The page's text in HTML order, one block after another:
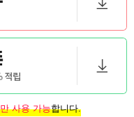
사용 가능합니다.